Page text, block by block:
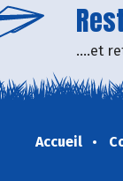
....et
Accueil